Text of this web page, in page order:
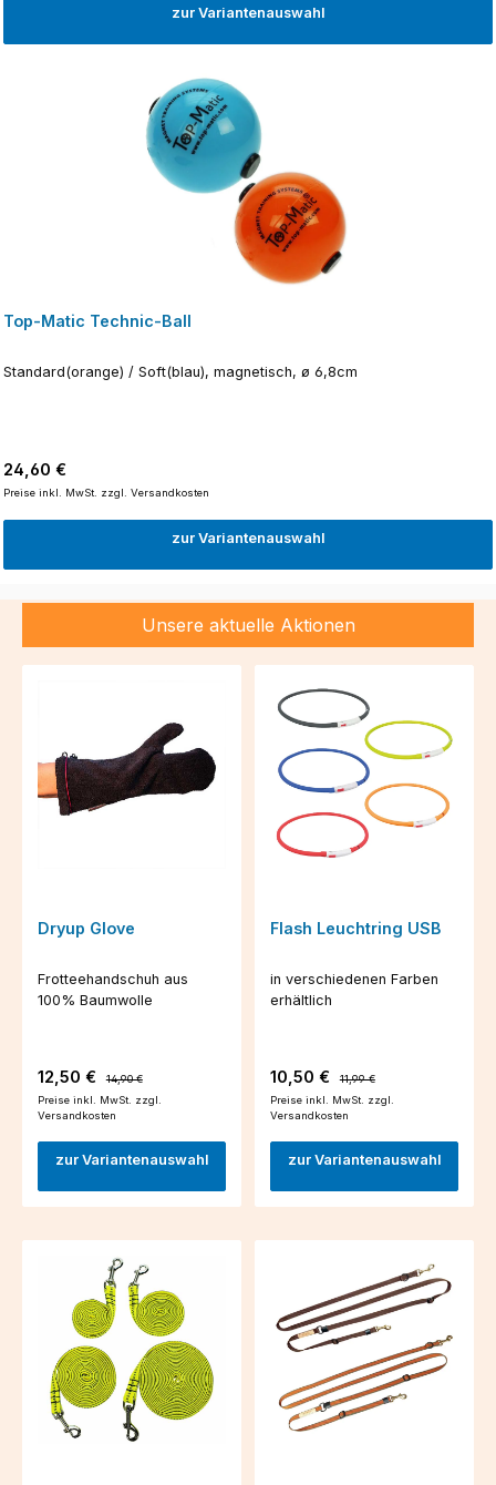
zur Variantenauswahl
Top-Matic Technic-Ball
Standard(orange) / Soft(blau), magnetisch, ø 6,8cm
Regulärer Preis:
24,60 €
Preise inkl. MwSt. zzgl. Versandkosten
zur Variantenauswahl
Unsere aktuelle Aktionen
Dryup Glove
Frotteehandschuh aus
100% Baumwolle
Verkaufspreis:
12,50 €
14,90 €
Preise inkl. MwSt. zzgl.
Versandkosten
zur Variantenauswahl
Flash Leuchtring USB
in verschiedenen Farben
erhältlich
Verkaufspreis:
10,50 €
11,99 €
Preise inkl. MwSt. zzgl.
Versandkosten
zur Variantenauswahl